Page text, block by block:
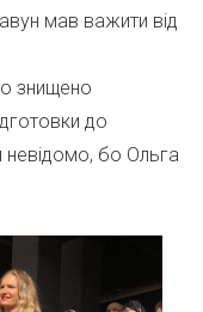
мав важити від
знищено
до
невідомо, бо Ольга